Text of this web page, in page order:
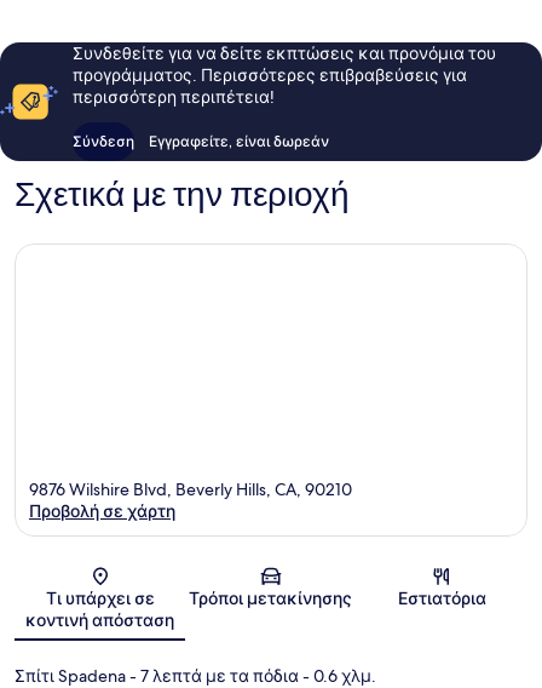
Συνδεθείτε για να δείτε εκπτώσεις και προνόμια του
προγράμματος. Περισσότερες επιβραβεύσεις για
περισσότερη περιπέτεια!
Σύνδεση Εγγραφείτε, είναι δωρεάν
Σχετικά με την περιοχή
Χάρτης
9876 Wilshire Blvd, Beverly Hills, CA, 90210
Προβολή σε χάρτη
Τι υπάρχει σε
κοντινή απόσταση
Τρόποι μετακίνησης Εστιατόρια
Σπίτι Spadena- 7 λεπτά με τα πόδια- 0.6 χλμ.